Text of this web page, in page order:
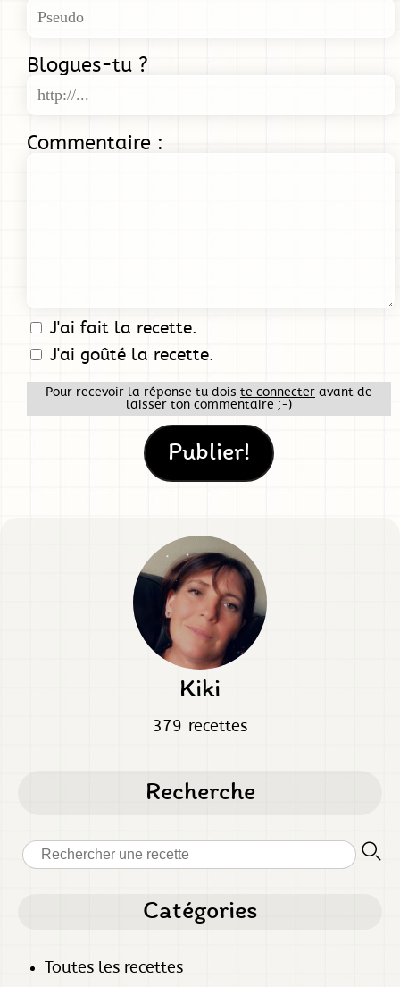
Blogues-tu ?
Commentaire :
J'ai fait la recette.
J'ai goûté la recette.
Pour recevoir la réponse tu dois te connecter avant de
laisser ton commentaire ;-)
Kiki
379 recettes
Recherche
Catégories
Toutes les recettes